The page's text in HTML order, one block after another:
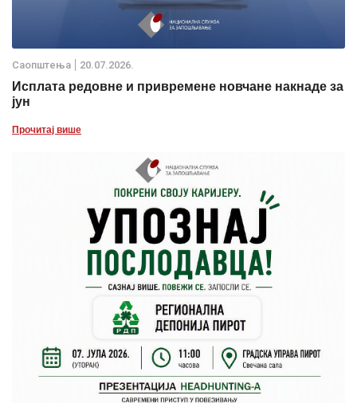
Саопштења 20.07.2026.
Исплата редовне и привремене новчане накнаде за
јун
Прочитај више